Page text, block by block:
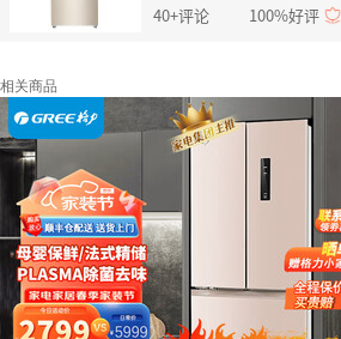
40+评论 100%好评
相关商品